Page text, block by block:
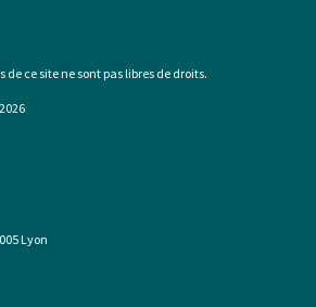
de ce site ne sont pas libres de droits.
Lyon